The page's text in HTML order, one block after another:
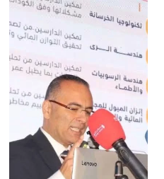
المراكز المعاهد المجمعات العمادات